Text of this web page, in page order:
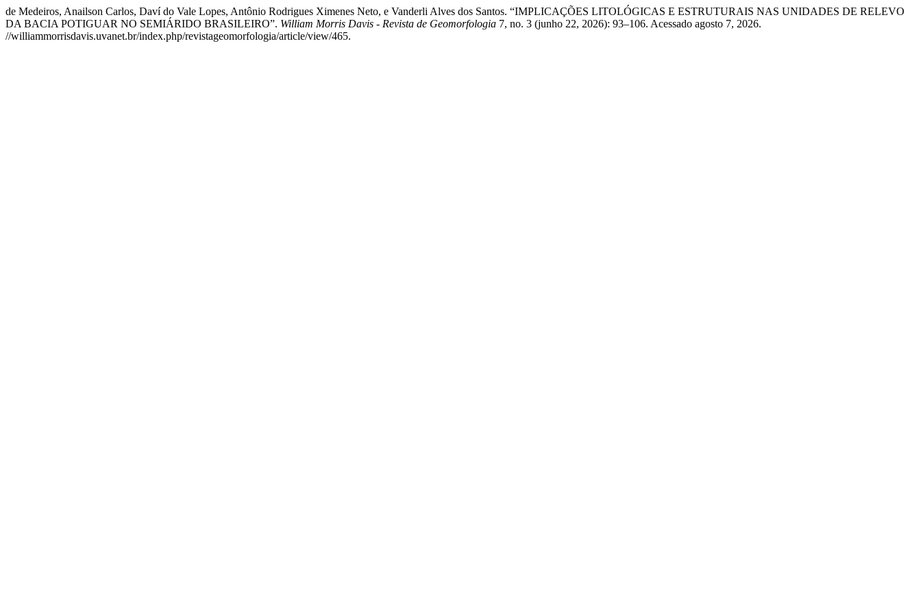
de Medeiros, Anailson Carlos, Daví do Vale Lopes, Antônio Rodrigues Ximenes Neto, e Vanderli Alves dos Santos. “IMPLICAÇÕES LITOLÓGICAS E ESTRUTURAIS NAS UNIDADES DE RELEVO
DA BACIA POTIGUAR NO SEMIÁRIDO BRASILEIRO”. William Morris Davis - Revista de Geomorfologia 7, no. 3 (junho 22, 2026): 93–106. Acessado agosto 7, 2026.
//williammorrisdavis.uvanet.br/index.php/revistageomorfologia/article/view/465.